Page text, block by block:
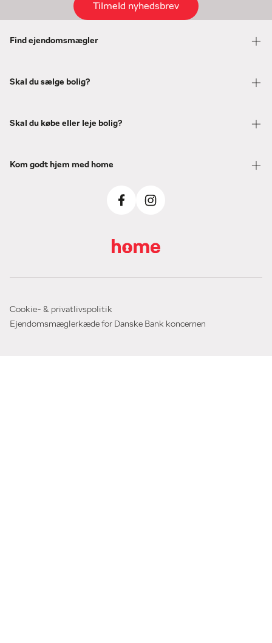
Tilmeld nyhedsbrev
Find ejendomsmægler
Skal du sælge bolig?
Skal du købe eller leje bolig?
Kom godt hjem med home
Cookie- & privatlivspolitik
Ejendomsmæglerkæde for Danske Bank koncernen